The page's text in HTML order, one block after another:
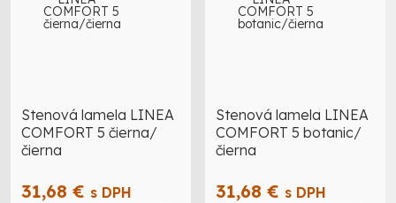
Stenová lamela LINEA
COMFORT 5 čierna/
čierna
31,68 € s DPH
Stenová lamela LINEA
COMFORT 5 botanic/
čierna
31,68 € s DPH